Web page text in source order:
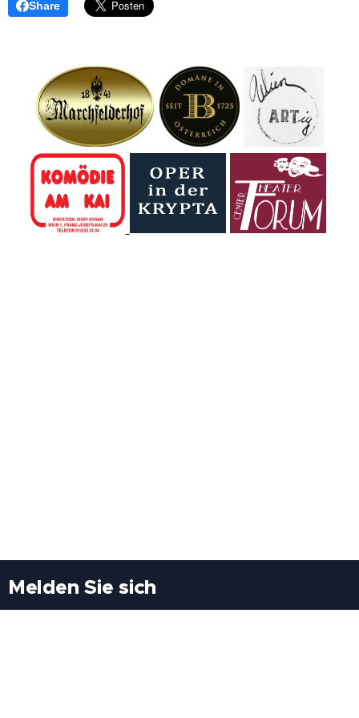
dieser Ausgabe
reden wir ohne
Beschönigung
darüber, wie tief KI
längst in unseren
Alltag eingegriffen
hat: von der Arbeit
über die Bildung
bis zu dem, was
wir noch für "echt"
begann ihre Reise
Tattendorf, dem
beeindruckenden
Urzeitpark vor den
Toren Wiens.
Zwischen rund 60
lebensgroßen
Dinosauriern
tauchten die
ein, die...
wie eine
Avocado?". Eine
Befragte wusste
nicht, dass es
einen Birnbaum
Share
Melden Sie sich